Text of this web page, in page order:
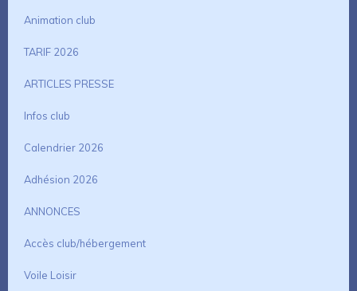
Animation club
TARIF 2026
ARTICLES PRESSE
Infos club
Calendrier 2026
Adhésion 2026
ANNONCES
Accès club/hébergement
Voile Loisir